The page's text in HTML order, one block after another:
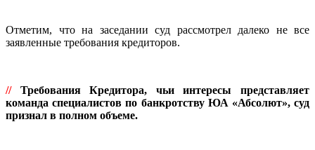
Отметим, что на заседании суд рассмотрел далеко не все
заявленные требования кредиторов.
//Требования Кредитора, чьи интересы представляет
команда специалистов по банкротству ЮА «Абсолют», суд
признал в полном объеме.